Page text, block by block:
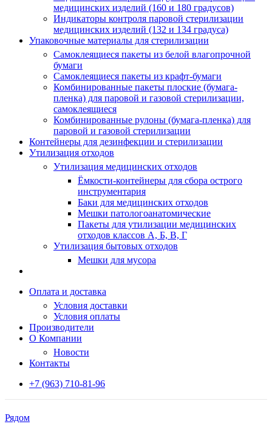
медицинских изделий (160 и 180 градусов)
Индикаторы контроля паровой стерилизации
медицинских изделий (132 и 134 градуса)
Упаковочные материалы для стерилизации
Самоклеящиеся пакеты из белой влагопрочной
бумаги
Самоклеящиеся пакеты из крафт-бумаги
Комбинированные пакеты плоские (бумага-
пленка) для паровой и газовой стерилизации,
самоклеящиеся
Комбинированные рулоны (бумага-пленка) для
паровой и газовой стерилизации
Контейнеры для дезинфекции и стерилизации
Утилизация отходов
Утилизация медицинских отходов
Ёмкости-контейнеры для сбора острого
инструментария
Баки для медицинских отходов
Мешки патологоанатомические
Пакеты для утилизации медицинских
отходов классов А, Б, В, Г
Утилизация бытовых отходов
Мешки для мусора
Оплата и доставка
Условия доставки
Условия оплаты
Производители
О Компании
Новости
Контакты
+7 (963) 710-81-96
Рядом